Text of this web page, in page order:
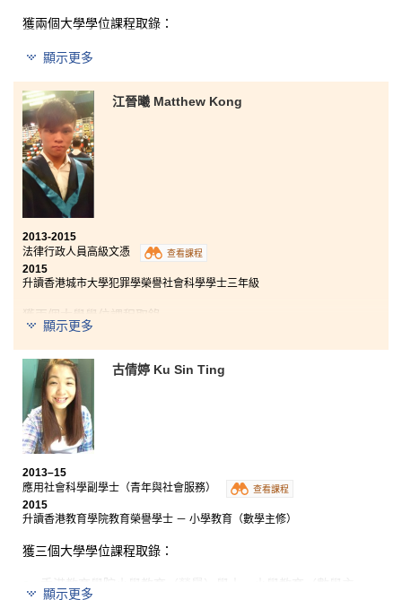
獲兩個大學學位課程取錄：
香港大學文學士三年級
香港城市大學媒體與傳播榮譽文學士三年級
回想起這兩年的校園生活，可說是既開心又難忘。講師
循循善誘的教導，加上不同的實習機會，為我日後的學
習奠定了一個穩固的基礎。而最令我難以忘懷的必定是
書院的講師，他們與學生建立一段亦師亦友的關係，十
分可貴！回頭細數在書院的兩年學習，我的得著遠超我
所想的。
顯示更多
江晉曦 Matthew Kong
2013-2015
法律行政人員高級文憑
查看課程
2015
升讀香港城市大學犯罪學榮譽社會科學學士三年級
獲兩個大學學位課程取錄
香港城市大學犯罪學榮譽社會科學學士三年級
香港城市大學亞洲及國際研究榮譽社會科學學士三年級
這個課程讓我學習到豐富的法律原則和法律實務專業知
識，令我對犯罪學及從事法律學相關職業產生興趣。課
程內的法律學科單元如刑事法、侵權法和民事訴訟程序
等，增強我的分析能力和擴闊我對香港法律的理解。課
程對我繼續升讀大學課程有莫大禆益。
顯示更多
古倩婷 Ku Sin Ting
2013–15
應用社會科學副學士（青年與社會服務）
查看課程
2015
升讀香港教育學院教育榮譽學士 － 小學教育（數學主修）
獲三個大學學位課程取錄：
香港教育學院小學教育（榮譽）學士－小學教育（數學主
顯示更多